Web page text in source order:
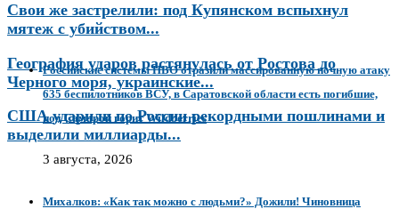
Свои же застрелили: под Купянском вспыхнул
мятеж с убийством...
География ударов растянулась от Ростова до
Черного моря, украинские...
США ударили по России рекордными пошлинами и
выделили миллиарды...
Российские системы ПВО отразили массированную ночную атаку
635 беспилотников ВСУ, в Саратовской области есть погибшие,
под Самарой горит Wildberries
3 августа, 2026
Михалков: «Как так можно с людьми?» Дожили! Чиновница